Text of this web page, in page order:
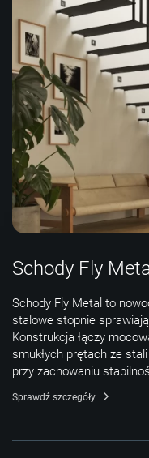
Schody Fly
Schody Fly Metal to
stalowe stopnie
Konstrukcja łączy
smukłych prętach ze
przy zachowaniu
Sprawdź szczegóły